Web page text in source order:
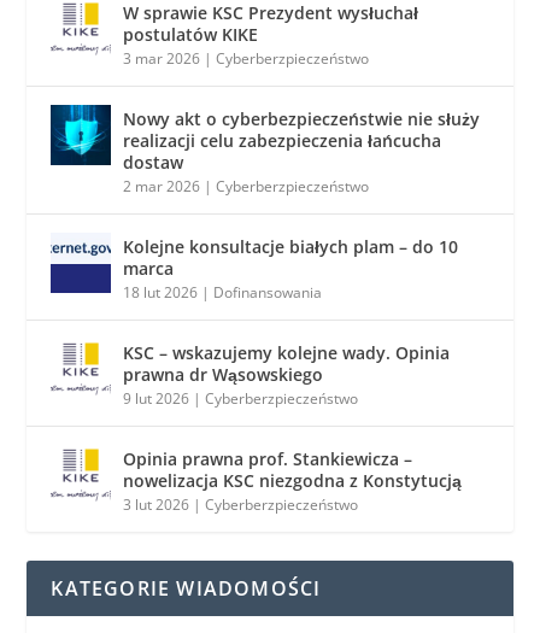
W sprawie KSC Prezydent wysłuchał
postulatów KIKE
3 mar 2026 |Cyberberzpieczeństwo
Nowy akt o cyberbezpieczeństwie nie służy
realizacji celu zabezpieczenia łańcucha
dostaw
2 mar 2026 |Cyberberzpieczeństwo
Kolejne konsultacje białych plam – do 10
marca
18 lut 2026 | Dofinansowania
KSC – wskazujemy kolejne wady. Opinia
prawna dr Wąsowskiego
9 lut 2026 |Cyberberzpieczeństwo
Opinia prawna prof. Stankiewicza –
nowelizacja KSC niezgodna z Konstytucją
3 lut 2026 |Cyberberzpieczeństwo
KATEGORIE WIADOMOŚCI